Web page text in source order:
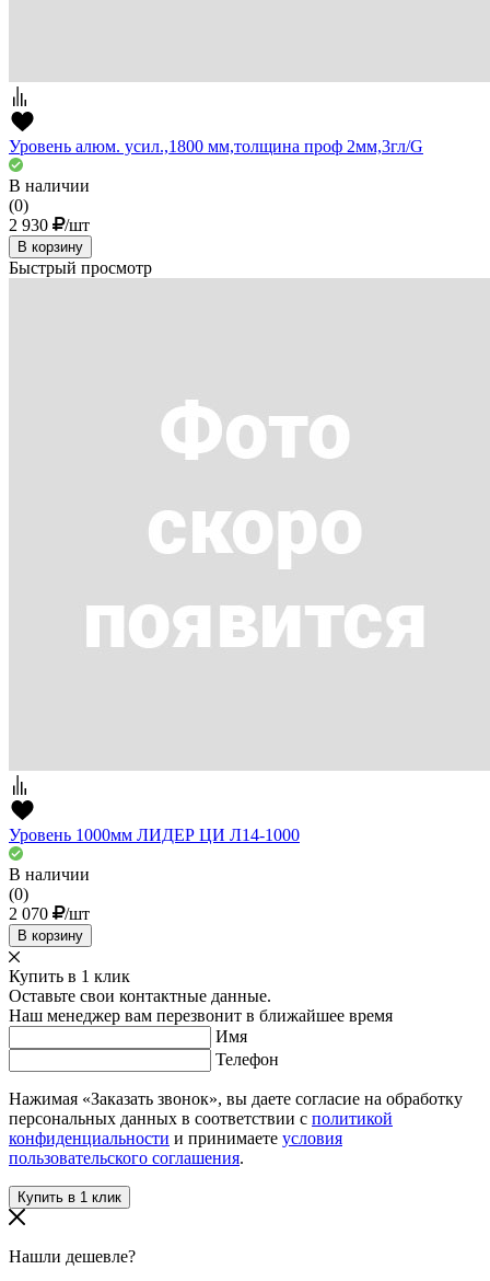
Уровень алюм. усил.,1800 мм,толщина проф 2мм,3гл/G
В наличии
(0)
2 930
/шт
В корзину
Быстрый просмотр
Уровень 1000мм ЛИДЕР ЦИ Л14-1000
В наличии
(0)
2 070
/шт
В корзину
Купить в 1 клик
Оставьте свои контактные данные.
Наш менеджер вам перезвонит в ближайшее время
Имя
Телефон
Нажимая «Заказать звонок», вы даете согласие на обработку
персональных данных в соответствии с политикой
конфиденциальности и принимаете условия
пользовательского соглашения.
Нашли дешевле?